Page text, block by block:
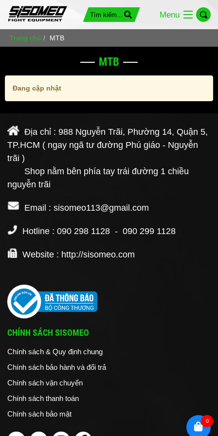
Menu
Trang chủ MTB
MTB
Đang cập nhật
Địa chỉ : 988 Nguyễn Trãi, Phường 14, Quận 5,
TP.HCM ( ngay ngã tư đường Phú giáo - Nguyễn
trãi )
Shop nằm bên phía tay trái đường 1 chiều
nguyễn trãi
Email : sisomeo113@gmail.com
Hotline : 090 298 1128 - 090 299 1128
Website : http://sisomeo.com
CHÍNH SÁCH SISOMEO
Chính sách & Quy định chung
Chính sách bảo hành và đổi trả
Chính sách vận chuyển
Chính sách thanh toán
Chính sách bảo mật
0